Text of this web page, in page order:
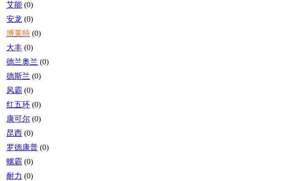
艾能 (0)
安龙 (0)
博莱特 (0)
大丰 (0)
德兰奥兰 (0)
德斯兰 (0)
风霸 (0)
红五环 (0)
康可尔 (0)
昆西 (0)
罗德康普 (0)
螺霸 (0)
耐力 (0)